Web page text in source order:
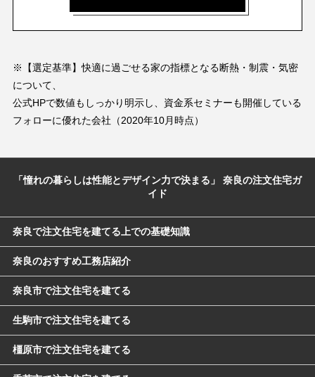
※【選定基準】快適に過ごせる家の指標となる断熱・制震・気密
について、
公式HPで数値もしっかり明示し、資金系セミナーも開催している
フォローに優れた会社（2020年10月時点）
「憧れの暮らしは性能とデザイン力で決まる」 奈良の注文住宅ガ
イド
奈良で注文住宅を建てる上での基礎知識
奈良のおすすめ工務店紹介
奈良市で注文住宅を建てる
生駒市で注文住宅を建てる
橿原市で注文住宅を建てる